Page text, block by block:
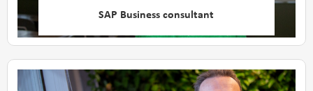
SAP Business consultant